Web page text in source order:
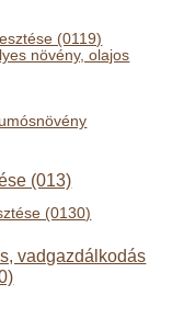
(0119)
növény, olajos
(013)
(0130)
vadgazdálkodás